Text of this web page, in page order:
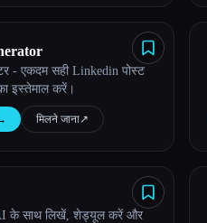
- एकदम सही Linkedin पोस्ट
इस्तेमाल करें।
मिलने जाना↗︎
के साथ लिखें, शेड्यूल करें और